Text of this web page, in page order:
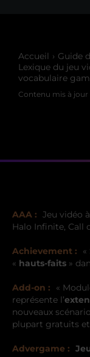
Accueil
Guide
Lexique du jeu
vocabulaire
Contenu mis à jour
AAA : Jeu vidéo
Halo Infinite, Call
Achievement :
«
« hauts-faits »
Add-on :
«
représente l’
nouveaux
plupart gratuits
Advergame :